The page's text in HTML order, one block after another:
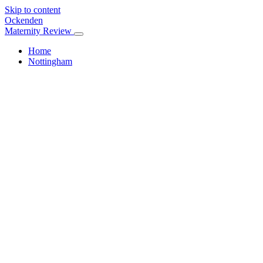
Skip to content
Ockenden
Maternity Review
Home
Nottingham